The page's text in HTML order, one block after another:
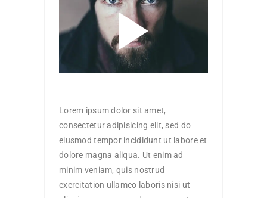
Lorem ipsum dolor sit amet,
consectetur adipisicing elit, sed do
eiusmod tempor incididunt ut labore et
dolore magna aliqua. Ut enim ad
minim veniam, quis nostrud
exercitation ullamco laboris nisi ut